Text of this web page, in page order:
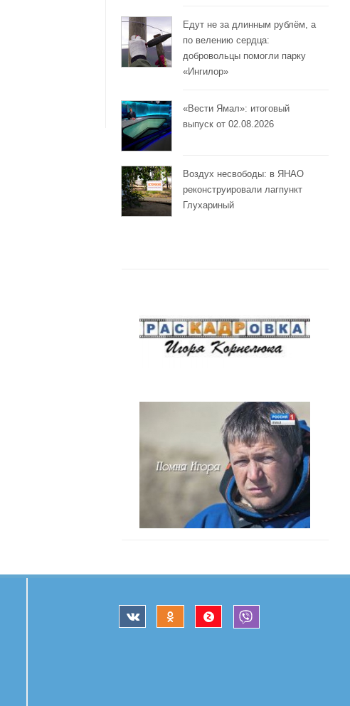
Едут не за длинным рублём, а
по велению сердца:
добровольцы помогли парку
«Ингилор»
«Вести Ямал»: итоговый
выпуск от 02.08.2026
Воздух несвободы: в ЯНАО
реконструировали лагпункт
Глухариный